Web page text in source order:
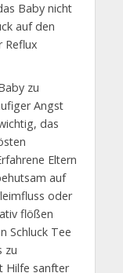
Baby nicht
auf den
Reflux
zu
Angst
das
Eltern
auf
oder
flößen
Schluck Tee
zu
Hilfe sanfter